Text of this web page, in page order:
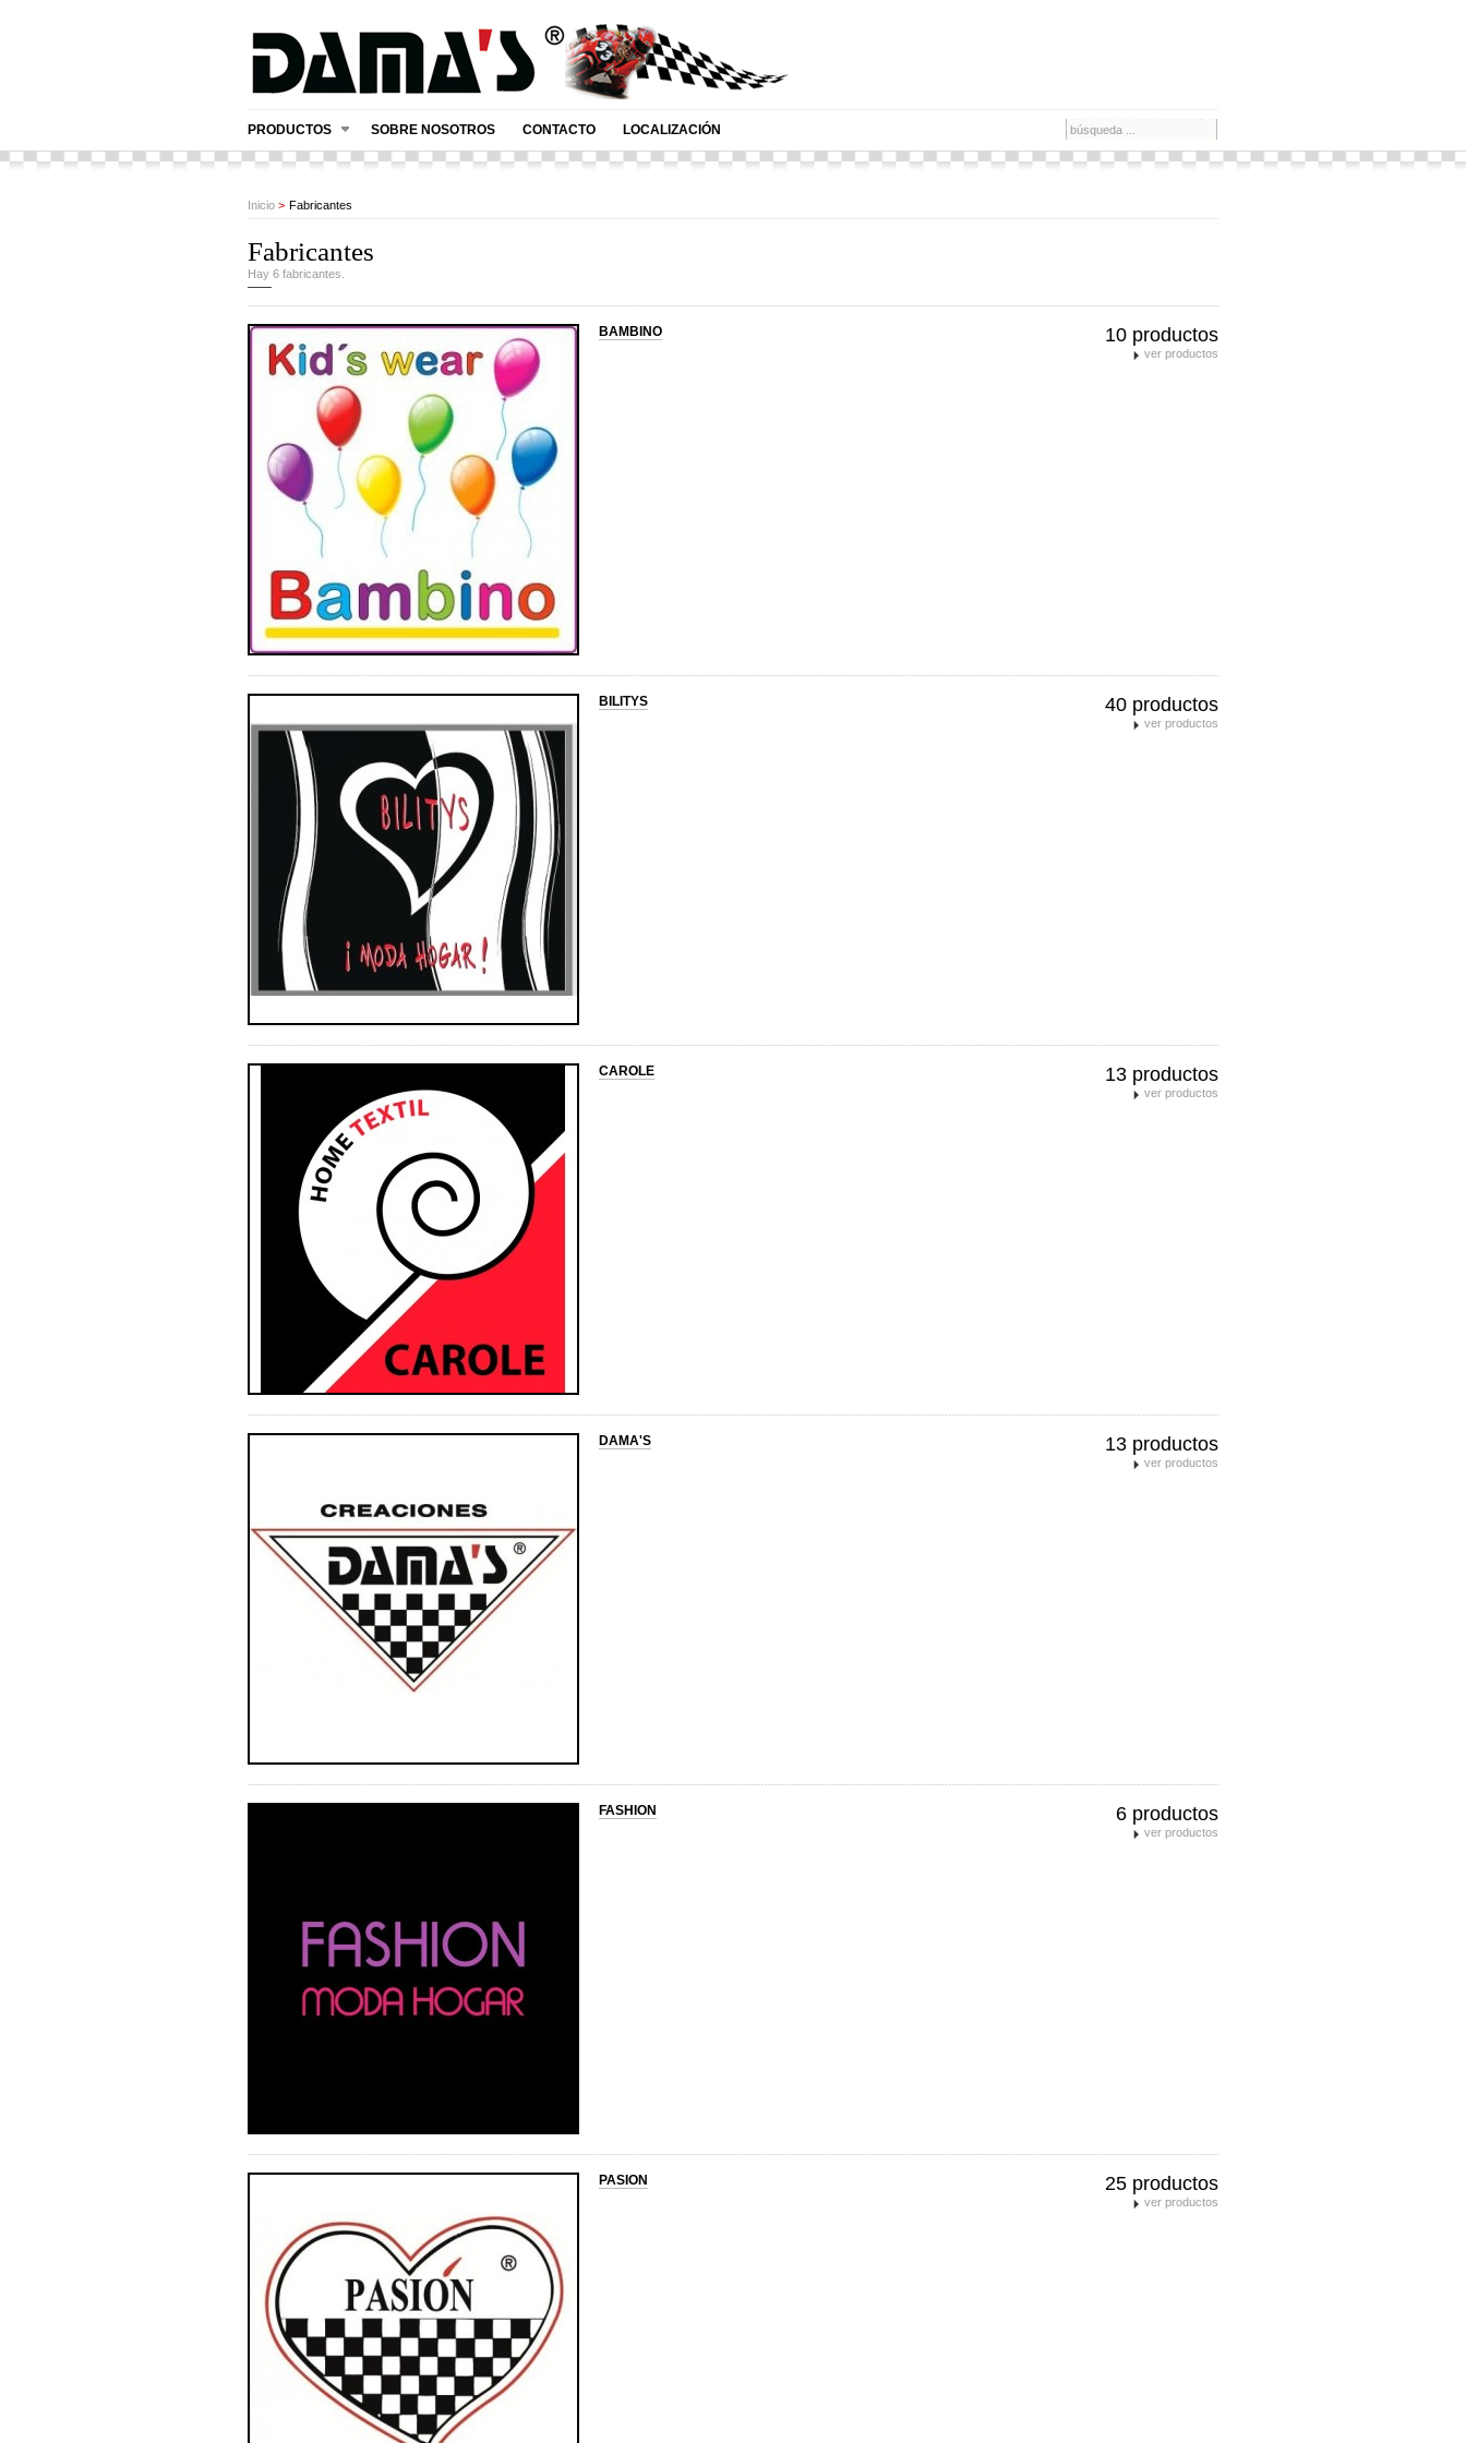
PRODUCTOS SOBRE NOSOTROS CONTACTO LOCALIZACIÓN
Inicio > Fabricantes
Fabricantes
Hay 6 fabricantes.
——
BAMBINO 10 productos
ver productos
BILITYS 40 productos
ver productos
CAROLE 13 productos
ver productos
DAMA'S 13 productos
ver productos
FASHION 6 productos
ver productos
PASION 25 productos
ver productos